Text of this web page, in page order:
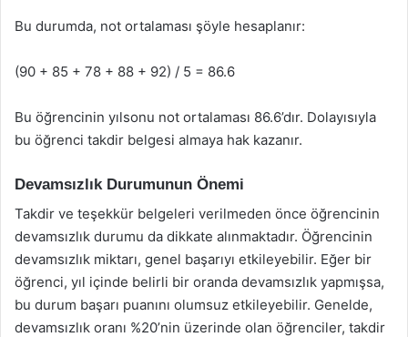
Bu durumda, not ortalaması şöyle hesaplanır:
(90 + 85 + 78 + 88 + 92) / 5 = 86.6
Bu öğrencinin yılsonu not ortalaması 86.6’dır. Dolayısıyla
bu öğrenci takdir belgesi almaya hak kazanır.
Devamsızlık Durumunun Önemi
Takdir ve teşekkür belgeleri verilmeden önce öğrencinin
devamsızlık durumu da dikkate alınmaktadır. Öğrencinin
devamsızlık miktarı, genel başarıyı etkileyebilir. Eğer bir
öğrenci, yıl içinde belirli bir oranda devamsızlık yapmışsa,
bu durum başarı puanını olumsuz etkileyebilir. Genelde,
devamsızlık oranı %20’nin üzerinde olan öğrenciler, takdir